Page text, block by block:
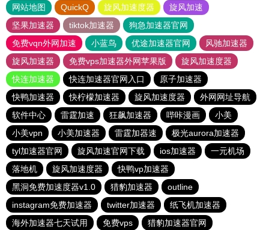
网站地图 QuickQ 旋风加速度器
旋风加速
坚果加速器
tiktok加速器
狗急加速器官网
免费vqn外网加速
小蓝鸟 优途加速器官网
风驰加速器
旋风加速器
免费vps加速器外网苹果版
旋风加速度器
快连加速器
快连加速器官网入口
原子加速器
快鸭加速器
快柠檬加速器 旋风加速度器
外网网址导航
软件中心
雷霆加速 狂飙加速器 哔咔漫画
小美
小美vpn
小美加速器 雷霆加器速
极光aurora加速器
tyl加速器官网
旋风加速官网下载 ios加速器
一元机场
落地机
旋风加速度器
快鸭vp加速器
黑洞免费加速度器v1.0
猎豹加速器
outline
instagram免费加速器
twitter加速器
纸飞机加速器
海外加速器七天试用
免费vps
猎豹加速器官网